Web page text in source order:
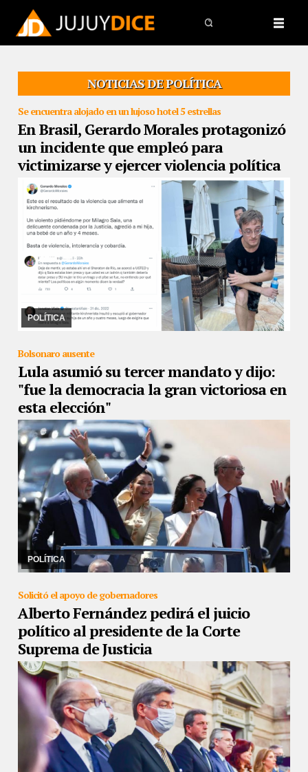
NOTICIAS DE POLÍTICA
Se encuentra alojado en un lujoso hotel 5 estrellas
En Brasil, Gerardo Morales protagonizó
un incidente que empleó para
victimizarse y ejercer violencia política
POLÍTICA
02/01/2023
Apostado en Río de Janeiro, el gobernador sostuvo
que fue agredido junto a su hija por un militante kirchnerista que
pedía por la liberación de Sala. ...
Bolsonaro ausente
Lula asumió su tercer mandato y dijo:
"fue la democracia la gran victoriosa en
esta elección"
POLÍTICA
02/01/2023
En un clima de seguridad extrema y gran algarabía en
las calles, el ex obrero metalúrgico de 77 años, vuelve a gobernar
el gigante americano
Solicitó el apoyo de gobernadores
Alberto Fernández pedirá el juicio
político al presidente de la Corte
Suprema de Justicia